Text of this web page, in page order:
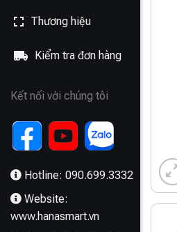
Thương hiệu
Kiểm tra đơn hàng
Kết nối với chúng tôi
Hotline: 090.699.3332
Website:
www.hanasmart.vn